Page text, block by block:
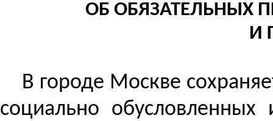
ОБ ОБЯЗАТЕЛЬНЫХ
И
В городе Москве
социально обусловленных